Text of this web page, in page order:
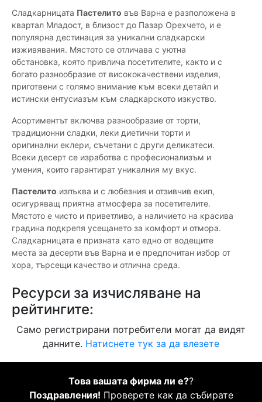
Сладкарницата Пастелито във Варна е разположена в
квартал Младост, в близост до Пазар Орехчето, и е
популярна дестинация за уникални сладкарски
изживявания. Мястото се отличава с уютна
обстановка, която привлича посетителите, както и с
богато разнообразие от висококачествени изделия,
приготвени с голямо внимание към всеки детайл и
истински ентусиазъм към сладкарското изкуство.
Асортиментът включва разнообразие от торти,
традиционни сладки, леки диетични торти и
оригинални еклери, съчетани с други деликатеси.
Всеки десерт се изработва с професионализъм и
умения, които гарантират уникалния му вкус.
Пастелито изпъква и с любезния и отзивчив екип,
осигуряващ приятна атмосфера за посетителите.
Мястото е чисто и приветливо, а наличието на красива
градина подкрепя усещането за комфорт и отмора.
Сладкарницата е призната като едно от водещите
места за десерти във Варна и е предпочитан избор от
хора, търсещи качество и отлична среда.
Ресурси за изчисляване на
рейтингите:
Само регистрирани потребители могат да видят
данните. Натиснете тук за да влезете
Това вашата фирма ли е??
Поздравления! Проверете как да събирате